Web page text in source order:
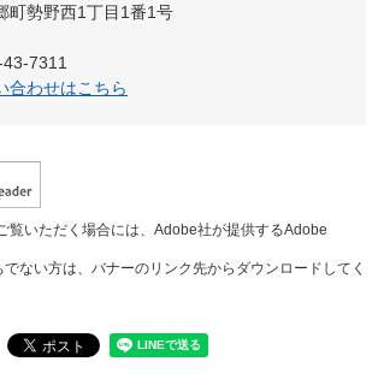
町勢野西1丁目1番1号
7311
合わせはこちら
覧いただく場合には、Adobe社が提供するAdobe
ない方は、バナーのリンク先からダウンロードしてく